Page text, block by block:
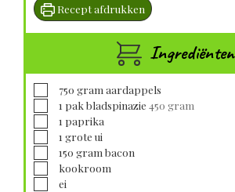
Recept afdrukken
Ingrediënten
▢
750 gram aardappels
▢1 pak bladspinazie 450 gram
▢1 paprika
▢1 grote ui
▢
150 gram bacon
▢
kookroom
▢
ei